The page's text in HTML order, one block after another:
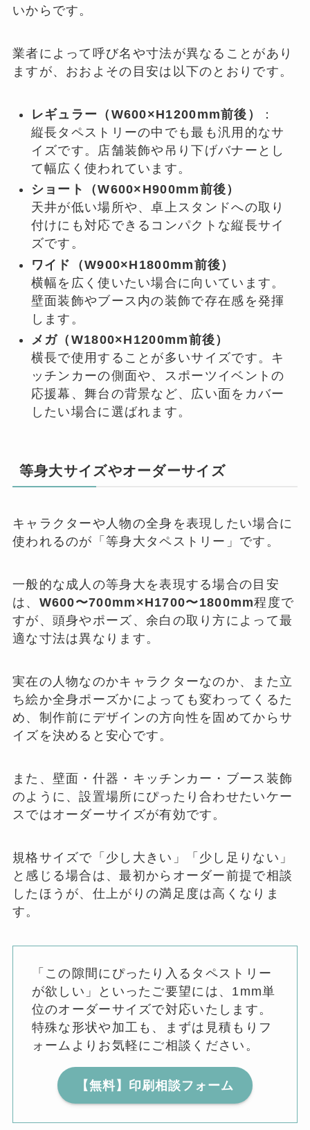
いからです。
業者によって呼び名や寸法が異なることがあり
ますが、おおよその目安は以下のとおりです。
レギュラー（W600×H1200mm前後）
：
縦長タペストリーの中でも最も汎用的なサ
イズです。店舗装飾や吊り下げバナーとし
て幅広く使われています。
ショート（W600×H900mm前後）
天井が低い場所や、卓上スタンドへの取り
付けにも対応できるコンパクトな縦長サイ
ズです。
ワイド（W900×H1800mm前後）
横幅を広く使いたい場合に向いています。
壁面装飾やブース内の装飾で存在感を発揮
します。
メガ（W1800×H1200mm前後）
横長で使用することが多いサイズです。キ
ッチンカーの側面や、スポーツイベントの
応援幕、舞台の背景など、広い面をカバー
したい場合に選ばれます。
等身大サイズやオーダーサイズ
キャラクターや人物の全身を表現したい場合に
使われるのが「等身大タペストリー」です。
一般的な成人の等身大を表現する場合の目安
は、 W600〜700mm×H1700〜1800mm程度で
すが、頭身やポーズ、余白の取り方によって最
適な寸法は異なります。
実在の人物なのかキャラクターなのか、また立
ち絵か全身ポーズかによっても変わってくるた
め、制作前にデザインの方向性を固めてからサ
イズを決めると安心です。
また、壁面・什器・キッチンカー・ブース装飾
のように、設置場所にぴったり合わせたいケー
スではオーダーサイズが有効です。
規格サイズで「少し大きい」「少し足りない」
と感じる場合は、最初からオーダー前提で相談
したほうが、仕上がりの満足度は高くなりま
す。
「この隙間にぴったり入るタペストリー
が欲しい」といったご要望には、1mm単
位のオーダーサイズで対応いたします。
特殊な形状や加工も、まずは見積もりフ
ォームよりお気軽にご相談ください。
【無料】印刷相談フォーム